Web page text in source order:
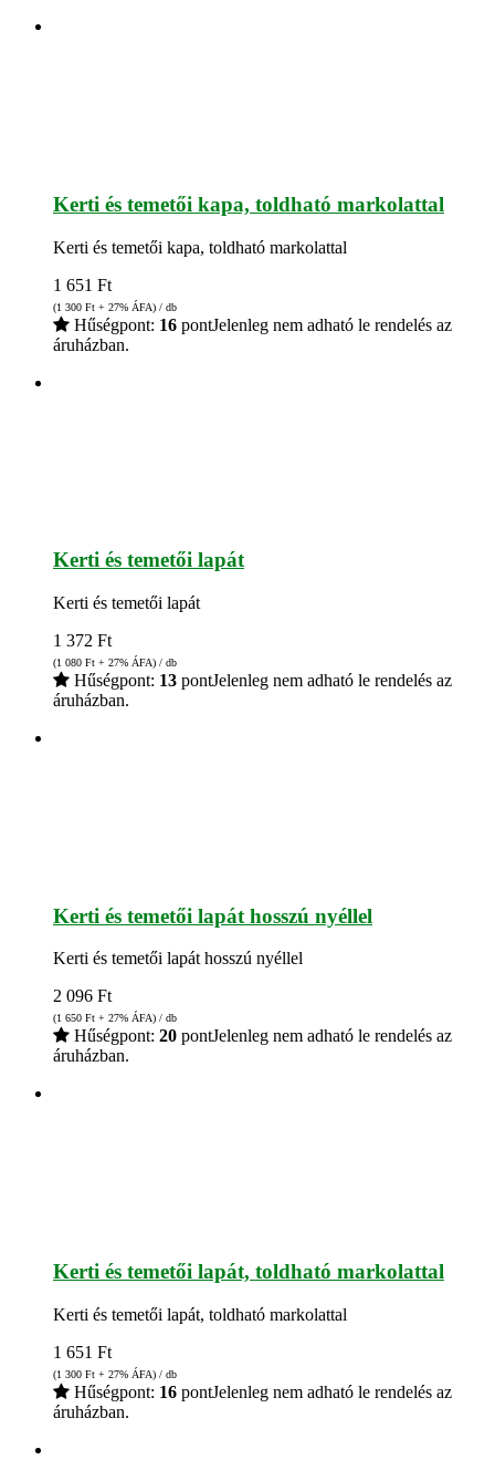
Kerti és temetői kapa, toldható markolattal
Kerti és temetői kapa, toldható markolattal
1 651 Ft
(1 300 Ft + 27% ÁFA) / db
Hűségpont: 16 pontJelenleg nem adható le rendelés az
áruházban.
Kerti és temetői lapát
Kerti és temetői lapát
1 372 Ft
(1 080 Ft + 27% ÁFA) / db
Hűségpont: 13 pontJelenleg nem adható le rendelés az
áruházban.
Kerti és temetői lapát hosszú nyéllel
Kerti és temetői lapát hosszú nyéllel
2 096 Ft
(1 650 Ft + 27% ÁFA) / db
Hűségpont: 20 pontJelenleg nem adható le rendelés az
áruházban.
Kerti és temetői lapát, toldható markolattal
Kerti és temetői lapát, toldható markolattal
1 651 Ft
(1 300 Ft + 27% ÁFA) / db
Hűségpont: 16 pontJelenleg nem adható le rendelés az
áruházban.